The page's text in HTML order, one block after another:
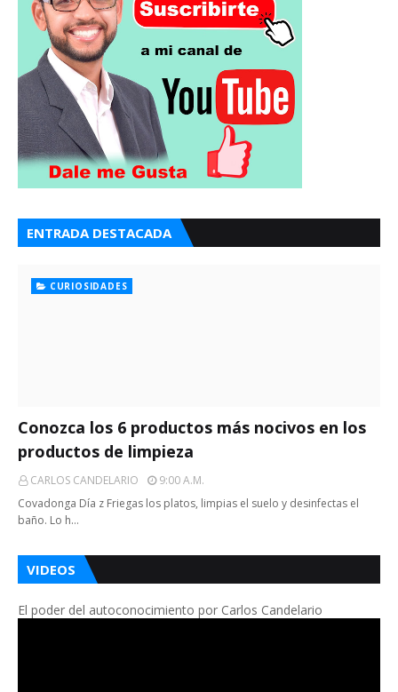
ENTRADA DESTACADA
CURIOSIDADES
Conozca los 6 productos más nocivos en los
productos de limpieza
CARLOS CANDELARIO
9:00 A.m.
Covadonga Día z Friegas los platos, limpias el suelo y desinfectas el
baño. Lo h…
VIDEOS
El poder del autoconocimiento por Carlos Candelario